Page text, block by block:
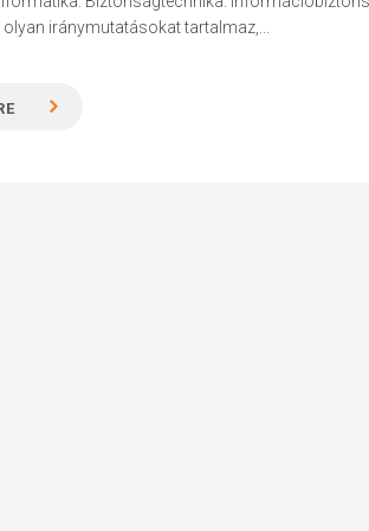
iránymutatásokat tartalmaz,...